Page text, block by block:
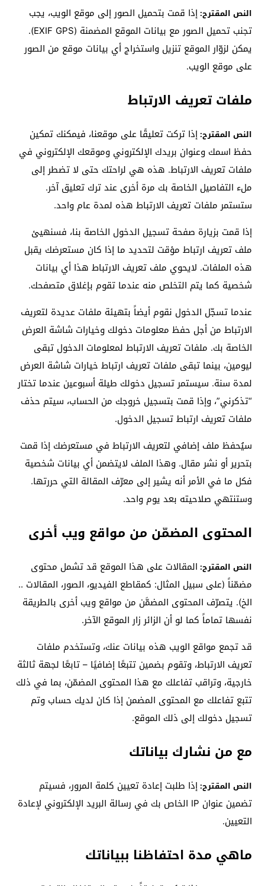
النص المقترح:إذا قمت بتحميل الصور إلى موقع الويب، يجب
تجنب تحميل الصور مع بيانات الموقع المضمنة (EXIF GPS).
يمكن لزوّار الموقع تنزيل واستخراج أي بيانات موقع من الصور
على موقع الويب.
ملفات تعريف الارتباط
النص المقترح:إذا تركت تعليقًا على موقعنا، فيمكنك تمكين
حفظ اسمك وعنوان بريدك الإلكتروني وموقعك الإلكتروني في
ملفات تعريف الارتباط. هذه هي لراحتك حتى لا تضطر إلى
ملء التفاصيل الخاصة بك مرة أخرى عند ترك تعليق آخر.
ستستمر ملفات تعريف الارتباط هذه لمدة عام واحد.
إذا قمت بزيارة صفحة تسجيل الدخول الخاصة بنا، فسنهيئ
ملف تعريف ارتباط مؤقت لتحديد ما إذا كان مستعرضك يقبل
هذه الملفات. لايحوي ملف تعريف الارتباط هذا أي بيانات
شخصية كما يتم التخلص منه عندما تقوم بإغلاق متصفحك.
عندما تسجّل الدخول نقوم أيضاً بتهيئة ملفات عديدة لتعريف
الارتباط من أجل حفظ معلومات دخولك وخيارات شاشة العرض
الخاصة بك. ملفات تعريف الارتباط لمعلومات الدخول تبقى
ليومين، بينما تبقى ملفات تعريف ارتباط خيارات شاشة العرض
لمدة سنة. سيستمر تسجيل دخولك طيلة أسبوعين عندما تختار
“تذكرني”، وإذا قمت بتسجيل خروجك من الحساب، سيتم حذف
ملفات تعريف ارتباط تسجيل الدخول.
سيُحفظ ملف إضافي لتعريف الارتباط في مستعرضك إذا قمت
بتحرير أو نشر مقال. وهذا الملف لايتضمن أي بيانات شخصية
فكل ما في الأمر أنه يشير إلى معرّف المقالة التي حررتها.
وستنتهي صلاحيته بعد يوم واحد.
المحتوى المضمّن من مواقع ويب أخرى
النص المقترح: المقالات على هذا الموقع قد تشمل محتوى
مضمّناً (على سبيل المثال: كمقاطع الفيديو، الصور، المقالات ..
الخ). يتصرّف المحتوى المضمَّن من مواقع ويب أخرى بالطريقة
نفسها تماماً كما لو أن الزائر زار الموقع الآخر.
قد تجمع مواقع الويب هذه بيانات عنك، وتستخدم ملفات
تعريف الارتباط، وتقوم بضمين تتبعًا إضافيًا – تابعًا لجهة ثالثة
خارجية، وتراقب تفاعلك مع هذا المحتوى المضمّن، بما في ذلك
تتبع تفاعلك مع المحتوى المضمن إذا كان لديك حساب وتم
تسجيل دخولك إلى ذلك الموقع.
مع من نشارك بياناتك
النص المقترح:إذا طلبت إعادة تعيين كلمة المرور، فسيتم
تضمين عنوان IP الخاص بك في رسالة البريد الإلكتروني لإعادة
التعيين.
ماهي مدة احتفاظنا ببياناتك